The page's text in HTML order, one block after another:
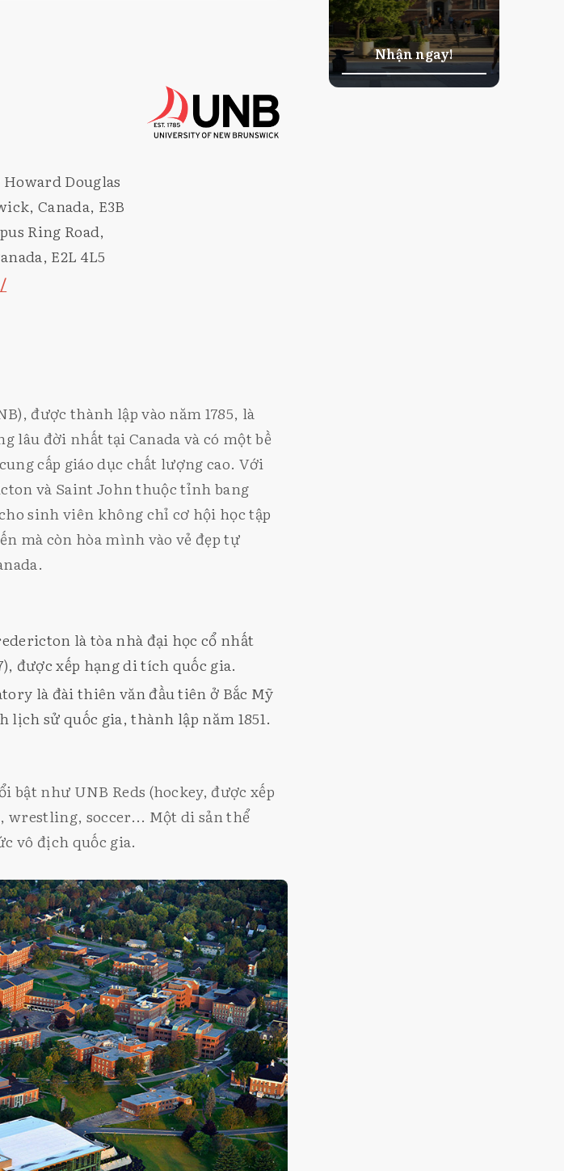
Douglas
Canada, E3B
Ring Road,
E2L 4L5
được thành lập vào năm 1785, là
lâu đời nhất tại Canada và có một bề
cấp giáo dục chất lượng cao. Với
và Saint John thuộc tỉnh bang
sinh viên không chỉ cơ hội học tập
mà còn hòa mình vào vẻ đẹp tự
là tòa nhà đại học cổ nhất
được xếp hạng di tích quốc gia.
là đài thiên văn đầu tiên ở Bắc Mỹ
sử quốc gia, thành lập năm 1851.
bật như UNB Reds (hockey, được xếp
wrestling, soccer... Một di sản thể
vô địch quốc gia.
Nhận ngay!